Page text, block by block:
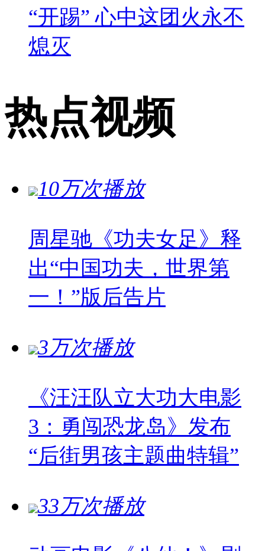
“开踢” 心中这团火永不
熄灭
热点视频
10万次播放
周星驰《功夫女足》释
出“中国功夫，世界第
一！”版后告片
3万次播放
《汪汪队立大功大电影
3：勇闯恐龙岛》发布
“后街男孩主题曲特辑”
33万次播放